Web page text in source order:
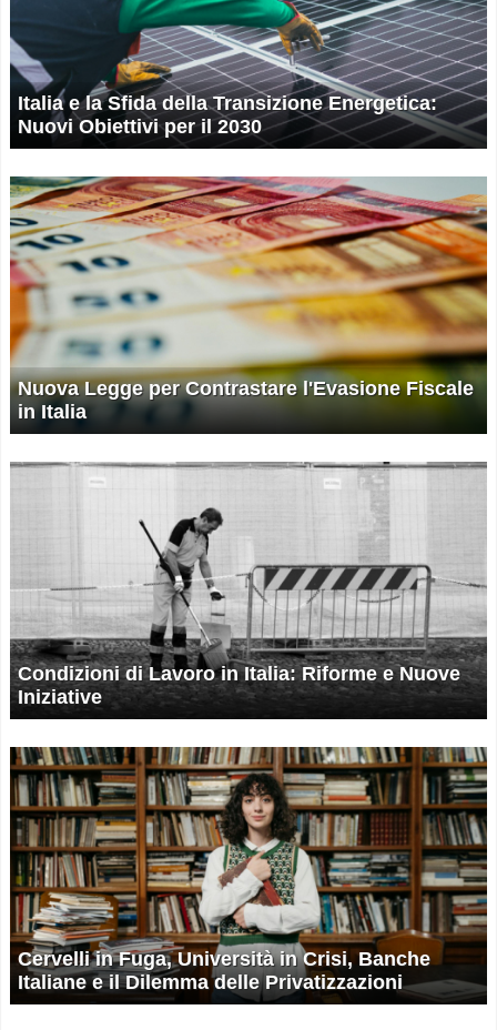
Italia e la Sfida della Transizione Energetica:
Nuovi Obiettivi per il 2030
Nuova Legge per Contrastare l'Evasione Fiscale
in Italia
Condizioni di Lavoro in Italia: Riforme e Nuove
Iniziative
Cervelli in Fuga, Università in Crisi, Banche
Italiane e il Dilemma delle Privatizzazioni